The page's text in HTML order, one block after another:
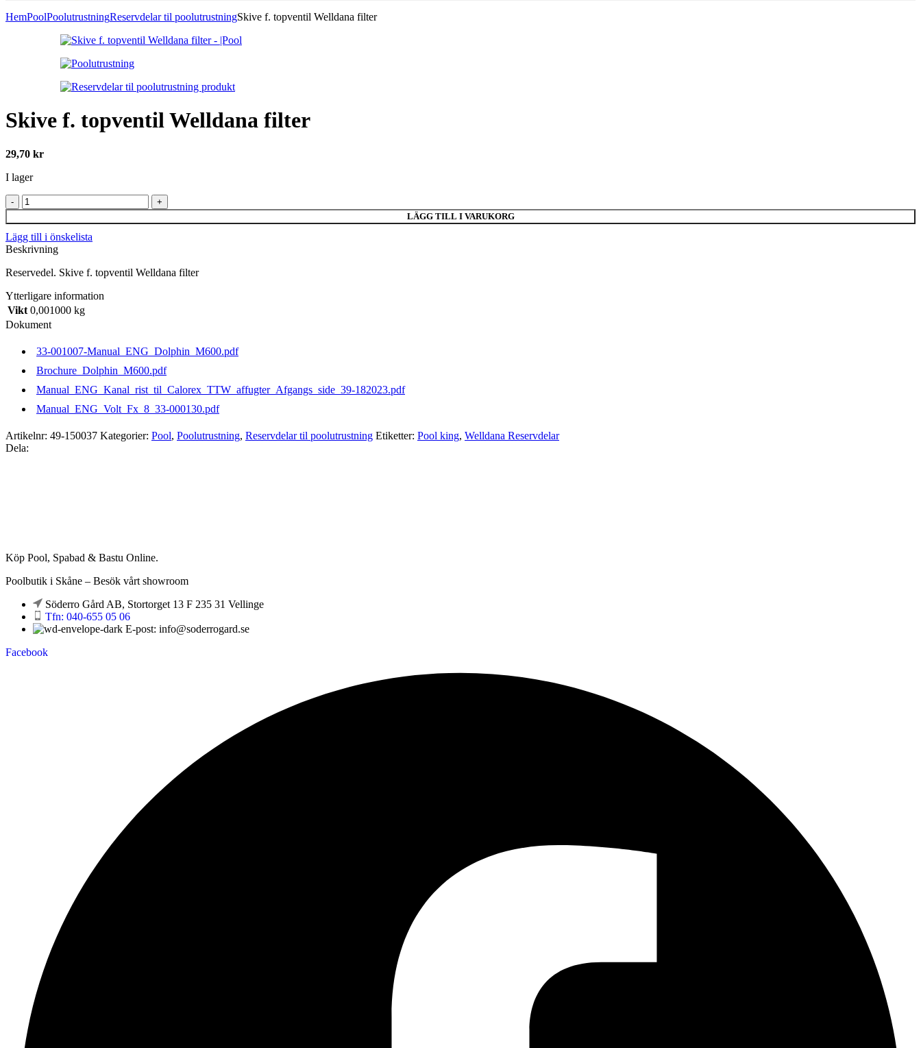
HemPoolPoolutrustningReservdelar til poolutrustningSkive f. topventil Welldana filter
Skive f. topventil Welldana filter
29,70 kr
I lager
Skive
f.
topventil
Welldana
filter
LÄGG TILL I VARUKORG
Lägg till i önskelista
Beskrivning
Reservedel. Skive f. topventil Welldana filter
Ytterligare information
Vikt 0,001000 kg
Dokument
33-001007-Manual_ENG_Dolphin_M600.pdf
Brochure_Dolphin_M600.pdf
Manual_ENG_Kanal_rist_til_Calorex_TTW_affugter_Afgangs_side_39-182023.pdf
Manual_ENG_Volt_Fx_8_33-000130.pdf
Artikelnr: 49-150037 Kategorier: Pool, Poolutrustning, Reservdelar til poolutrustning Etiketter: Pool king, Welldana Reservdelar
Dela:
Köp Pool, Spabad & Bastu Online.
Poolbutik i Skåne – Besök vårt showroom
Söderro Gård AB, Stortorget 13 F 235 31 Vellinge
Tfn: 040-655 05 06
E-post: info@soderrogard.se
Facebook